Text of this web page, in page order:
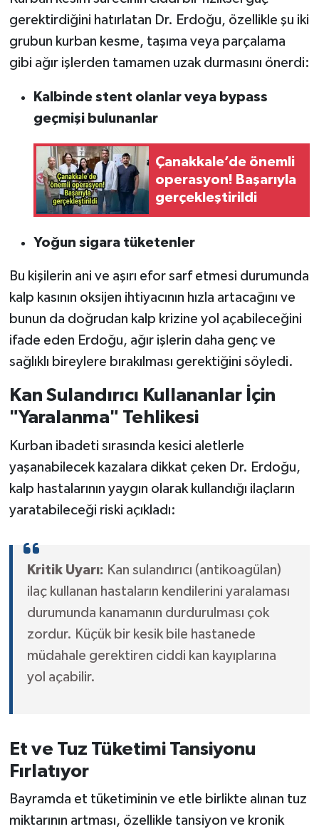
gerektirdiğini hatırlatan Dr. Erdoğu, özellikle şu iki
grubun kurban kesme, taşıma veya parçalama
gibi ağır işlerden tamamen uzak durmasını önerdi:
Kalbinde stent olanlar veya bypass
geçmişi bulunanlar
Çanakkale’de önemli
operasyon! Başarıyla
gerçekleştirildi
Yoğun sigara tüketenler
Bu kişilerin ani ve aşırı efor sarf etmesi durumunda
kalp kasının oksijen ihtiyacının hızla artacağını ve
bunun da doğrudan kalp krizine yol açabileceğini
ifade eden Erdoğu, ağır işlerin daha genç ve
sağlıklı bireylere bırakılması gerektiğini söyledi.
Kan Sulandırıcı Kullananlar İçin
"Yaralanma" Tehlikesi
Kurban ibadeti sırasında kesici aletlerle
yaşanabilecek kazalara dikkat çeken Dr. Erdoğu,
kalp hastalarının yaygın olarak kullandığı ilaçların
yaratabileceği riski açıkladı:
Kritik Uyarı: Kan sulandırıcı (antikoagülan)
ilaç kullanan hastaların kendilerini yaralaması
durumunda kanamanın durdurulması çok
zordur. Küçük bir kesik bile hastanede
müdahale gerektiren ciddi kan kayıplarına
yol açabilir.
Et ve Tuz Tüketimi Tansiyonu
Fırlatıyor
Bayramda et tüketiminin ve etle birlikte alınan tuz
miktarının artması, özellikle tansiyon ve kronik